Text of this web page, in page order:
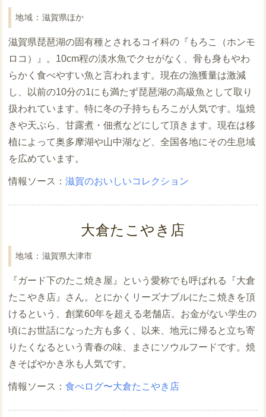
滋賀県ほか
滋賀県琵琶湖の固有種とされるコイ科の『もろこ（ホンモ
ロコ）』。10cm程の淡水魚でクセがなく、骨も身もやわ
らかく食べやすい魚と言われます。現在の漁獲量は激減
し、以前の10分の1にも満たず琵琶湖の高級魚として取り
扱われています。特に冬の子持ちもろこが人気です。塩焼
きや天ぷら、甘露煮・佃煮などにして頂きます。現在は移
植によって奥多摩湖や山中湖など、全国各地にその生息域
を広めています。
滋賀のおいしいコレクション
大倉たこやき店
滋賀県大津市
『ガード下のたこ焼き屋』という愛称でも呼ばれる『大倉
たこやき店』さん。とにかくリーズナブルにたこ焼きを頂
けるという、創業60年を超える老舗店。お金がない学生の
頃にお世話になった方も多く、以来、地元に帰ると立ち寄
りたくなるという青春の味、まさにソウルフードです。焼
きそばやかき氷も人気です。
食べログ〜大倉たこやき店